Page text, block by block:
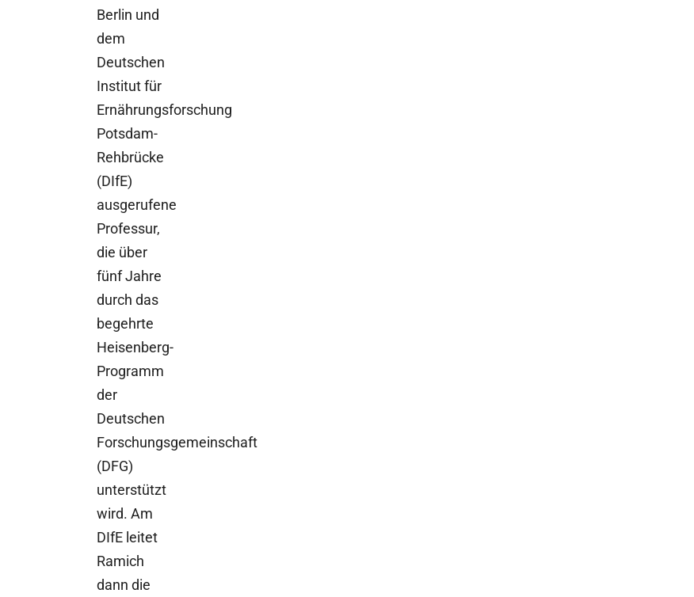
Berlin und
dem
Deutschen
Institut für
Ernährungsforschung
Potsdam-
Rehbrücke
(DIfE)
ausgerufene
Professur,
die über
fünf Jahre
durch das
begehrte
Heisenberg-
Programm
der
Deutschen
Forschungsgemeinschaft
(DFG)
unterstützt
wird. Am
DIfE leitet
Ramich
dann die